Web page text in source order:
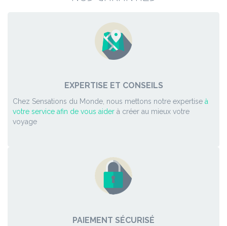
EXPERTISE ET CONSEILS
Chez Sensations du Monde, nous mettons notre expertise à
votre service afin de vous aider à créer au mieux votre
voyage
PAIEMENT SÉCURISÉ